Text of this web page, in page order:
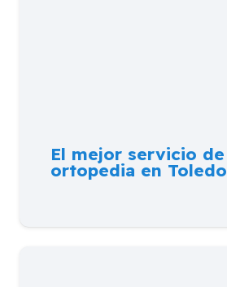
El mejor servicio de
ortopedia en Toledo